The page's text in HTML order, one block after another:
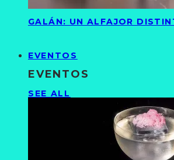
GALÁN: UN ALFAJOR
EVENTOS
EVENTOS
SEE ALL